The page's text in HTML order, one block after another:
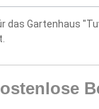
das Gartenhaus